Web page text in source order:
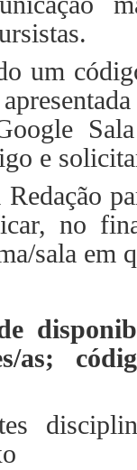
um
e
no
sala em
as;